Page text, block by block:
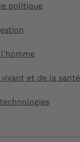
politique
l'homme
vivant et de la santé